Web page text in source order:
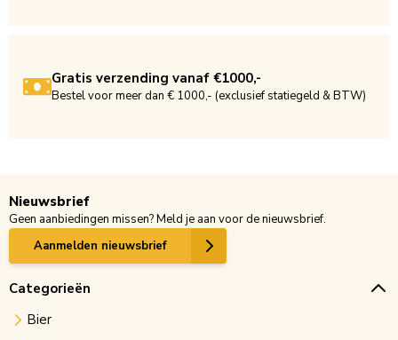
Gratis verzending vanaf €1000,-
Bestel voor meer dan € 1000,- (exclusief statiegeld & BTW)
Nieuwsbrief
Geen aanbiedingen missen? Meld je aan voor de nieuwsbrief.
Aanmelden nieuwsbrief
Categorieën
Bier